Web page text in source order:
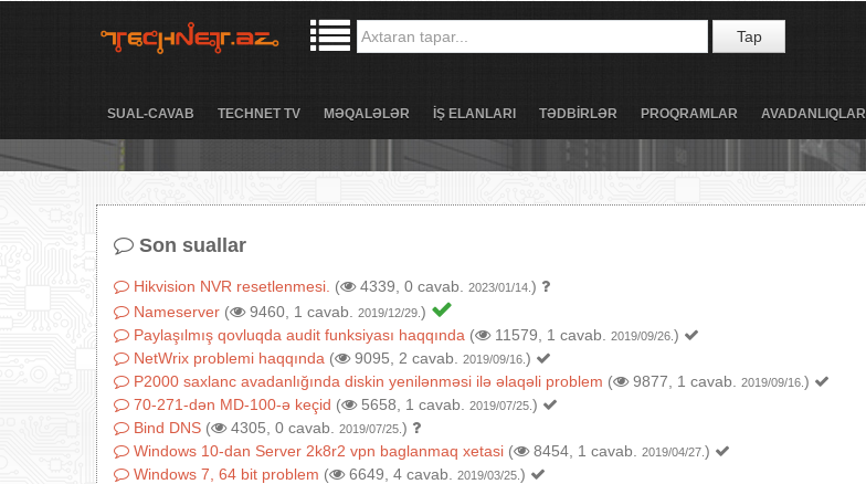
Tap
SUAL-CAVAB TECHNET TV MƏQALƏLƏR İŞ ELANLARI TƏDBİRLƏR PROQRAMLAR AVADANLIQLAR
Son suallar
Hikvision NVR resetlenmesi. ( 4339, 0 cavab. 2023/01/14. )
Nameserver ( 9460, 1 cavab. 2019/12/29. )
Paylaşılmış qovluqda audit funksiyası haqqında ( 11579, 1 cavab. 2019/09/26. )
NetWrix problemi haqqında ( 9095, 2 cavab. 2019/09/16. )
P2000 saxlanc avadanlığında diskin yenilənməsi ilə əlaqəli problem ( 9877, 1 cavab. 2019/09/16. )
70-271-dən MD-100-ə keçid ( 5658, 1 cavab. 2019/07/25. )
Bind DNS ( 4305, 0 cavab. 2019/07/25. )
Windows 10-dan Server 2k8r2 vpn baglanmaq xetasi ( 8454, 1 cavab. 2019/04/27. )
Windows 7, 64 bit problem ( 6649, 4 cavab. 2019/03/25. )